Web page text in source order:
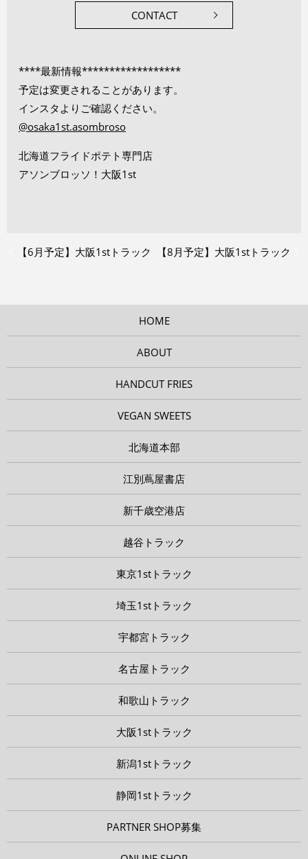
CONTACT
****最新情報******************
予定は変更されることがあります。
インスタよりご確認ください。
@osaka1st.asombroso
北海道フライドポテト専門店
アソンブロッソ！大阪1st
【6月予定】大阪1stトラック 【8月予定】大阪1stトラック
HOME
ABOUT
HANDCUT FRIES
VEGAN SWEETS
北海道本部
江別蔦屋書店
新千歳空港店
越谷トラック
東京1stトラック
埼玉1stトラック
宇都宮トラック
名古屋トラック
和歌山トラック
大阪1stトラック
新潟1stトラック
静岡1stトラック
PARTNER SHOP募集